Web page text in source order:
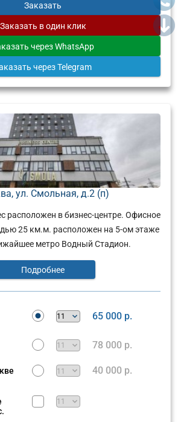
Заказать
Заказать в один клик
через WhatsApp
через Telegram
ул. Смольная, д.2 (п)
расположен в бизнес-центре. Офисное
25 км.м. расположен на 5-ом этаже
метро Водный Стадион.
Подробнее
65 000 р.
78 000 р.
40 000 р.